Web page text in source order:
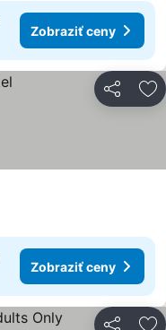
Zobraziť ceny
Zdieľať
Zobraziť ceny